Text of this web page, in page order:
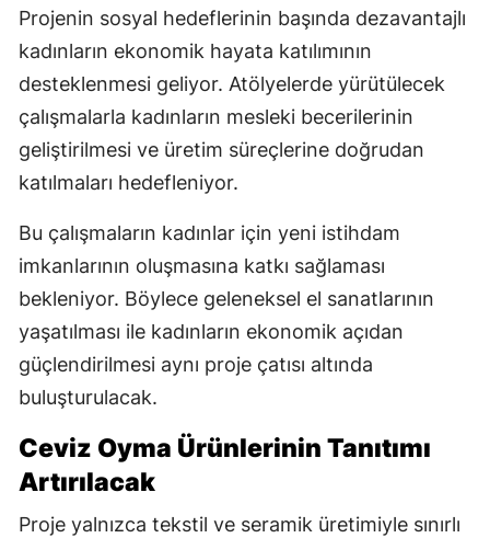
Projenin sosyal hedeflerinin başında dezavantajlı
kadınların ekonomik hayata katılımının
desteklenmesi geliyor. Atölyelerde yürütülecek
çalışmalarla kadınların mesleki becerilerinin
geliştirilmesi ve üretim süreçlerine doğrudan
katılmaları hedefleniyor.
Bu çalışmaların kadınlar için yeni istihdam
imkanlarının oluşmasına katkı sağlaması
bekleniyor. Böylece geleneksel el sanatlarının
yaşatılması ile kadınların ekonomik açıdan
güçlendirilmesi aynı proje çatısı altında
buluşturulacak.
Ceviz Oyma Ürünlerinin Tanıtımı
Artırılacak
Proje yalnızca tekstil ve seramik üretimiyle sınırlı